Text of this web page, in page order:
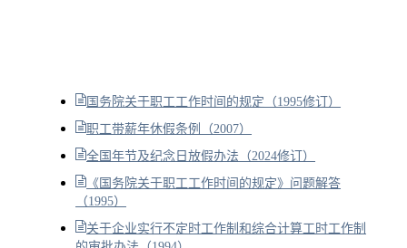
国务院关于职工工作时间的规定（1995修订）
职工带薪年休假条例（2007）
全国年节及纪念日放假办法（2024修订）
《国务院关于职工工作时间的规定》问题解答
（1995）
关于企业实行不定时工作制和综合计算工时工作制